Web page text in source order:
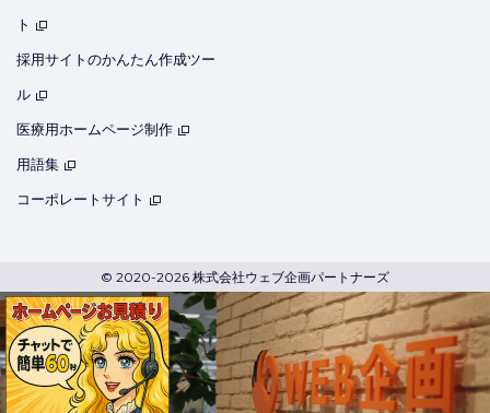
ト
採用サイトのかんたん作成ツー
ル
医療用ホームページ制作
用語集
コーポレートサイト
© 2020-2026 株式会社ウェブ企画パートナーズ